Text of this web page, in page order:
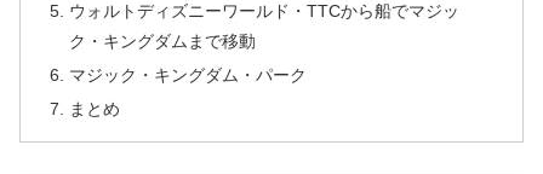
ウォルトディズニーワールド・TTCから船でマジッ
ク・キングダムまで移動
マジック・キングダム・パーク
まとめ